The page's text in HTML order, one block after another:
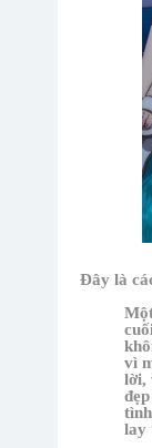
Đây là
vì
lời,
lay